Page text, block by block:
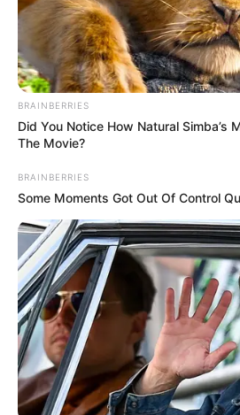
BRAINBERRIES
Did You Notice How Natural Simba’s
The Movie?
BRAINBERRIES
Some Moments Got Out Of Control